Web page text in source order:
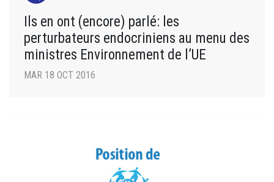
Ils en ont (encore) parlé: les
perturbateurs endocriniens au menu des
ministres Environnement de l’UE
MAR 18 OCT 2016